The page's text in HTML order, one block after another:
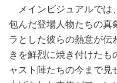
メインビジュアルでは
包んだ登場人物たちの真
ラとした彼らの熱意が伝
きを鮮烈に焼き付けたも
ャスト陣たちの今まで見